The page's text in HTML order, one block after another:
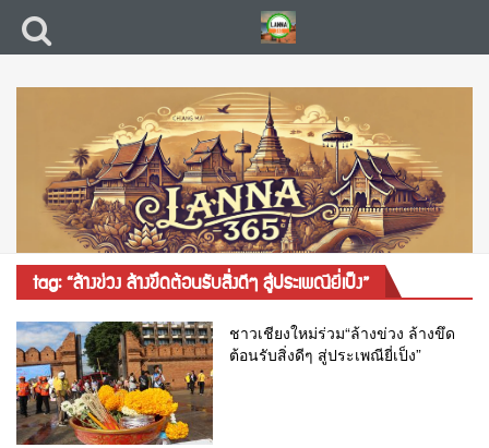
tag: “ล้างข่วง ล้างขึดต้อนรับสิ่งดีๆ สู่ประเพณียี่เป็ง”
ชาวเชียงใหม่ร่วม“ล้างข่วง ล้างขึด
ต้อนรับสิ่งดีๆ สู่ประเพณียี่เป็ง”